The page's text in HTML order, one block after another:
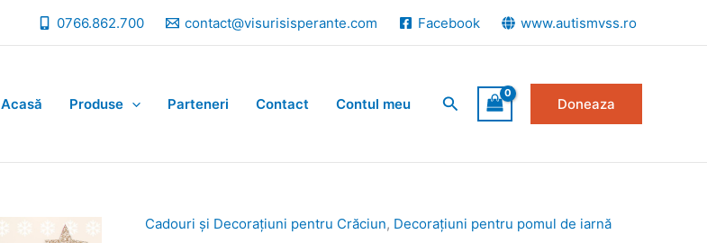
0766.862.700 contact@visurisisperante.com Facebook www.autismvss.ro
Acasă Produse Parteneri Contact Contul meu Search Doneaza
Cadouri și Decorațiuni pentru Crăciun, Decorațiuni pentru pomul de iarnă